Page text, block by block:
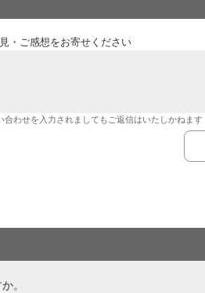
・ご感想をお寄せください
合わせを入力されましてもご返信はいたしかねます
。